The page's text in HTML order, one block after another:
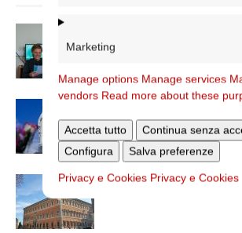
Marketing
Manage options Manage services
vendors Read more about these
Accetta tutto
Continua senza
Configura
Salva preferenze
Privacy e Cookies Privacy e Cookies
dell’Istituto Paritario
diocesano a Lourdes
Nuove nomine nella